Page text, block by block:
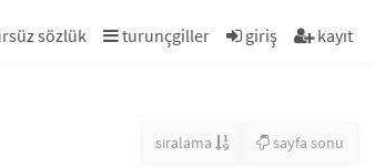
sözlük turunçgiller giriş kayıt
sıralama sayfa sonu